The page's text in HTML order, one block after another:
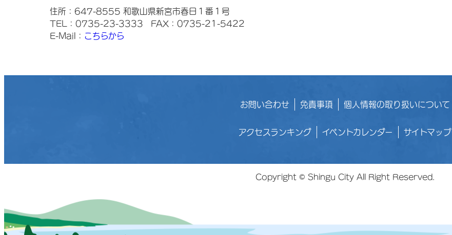
住所：647-8555 和歌山県新宮市春日１番１号
TEL：0735-23-3333
FAX：0735-21-5422
E-Mail： こちらから
お問い合わせ 免責事項 個人情報の取り扱いについて
アクセスランキング イベントカレンダー サイトマップ
Copyright © Shingu City All Right Reserved.